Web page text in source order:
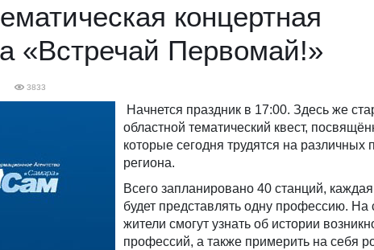
концертная
«Встречай Первомай!»
3833
Начнется праздник в 17:00. Здесь же
областной тематический квест,
которые сегодня трудятся на различных
региона.
Всего запланировано 40 станций,
будет представлять одну профессию. На
жители смогут узнать об истории
профессий, а также примерить на себя